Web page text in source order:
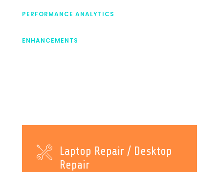
PERFORMANCE ANALYTICS
ENHANCEMENTS
Laptop Repair / Desktop
Repair